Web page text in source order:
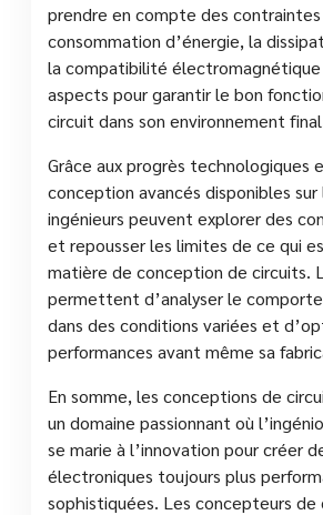
prendre en compte des
consommation d’énergie, la
la compatibilité
aspects pour garantir le bon
circuit dans son environnement
Grâce aux progrès technologiques
conception avancés disponibles
ingénieurs peuvent explorer des
et repousser les limites de ce qui
matière de conception de circuits.
permettent d’analyser le
dans des conditions variées et
performances avant même sa
En somme, les conceptions de
un domaine passionnant où
se marie à l’innovation pour créer
électroniques toujours plus
sophistiquées. Les concepteurs de